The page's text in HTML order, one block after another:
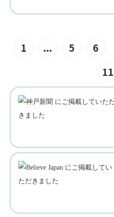
1 ... 5 6
11